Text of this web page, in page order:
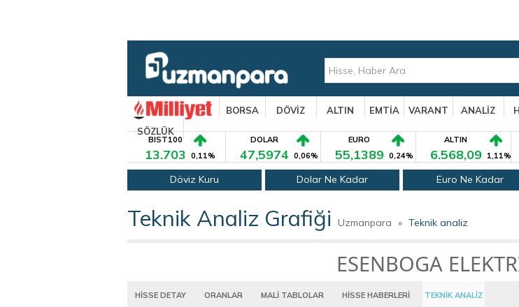
BORSA DÖVİZ ALTIN EMTİA VARANT ANALİZ
SÖZLÜK
BIST100
13.703 0,11%
DOLAR
47,5974 0,06%
EURO
55,1389 0,24%
ALTIN
6.568,09 1,11%
Döviz Kuru Dolar Ne Kadar Euro Ne Kadar
Teknik Analiz Grafiği Uzmanpara » Teknik analiz
ESENBOGA
HİSSE DETAY ORANLAR MALİ TABLOLAR HİSSE HABERLERİ TEKNİK ANALİZ